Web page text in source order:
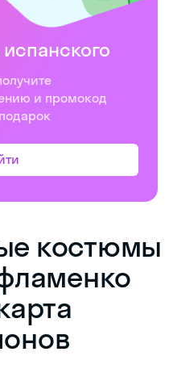
и промокод
костюмы